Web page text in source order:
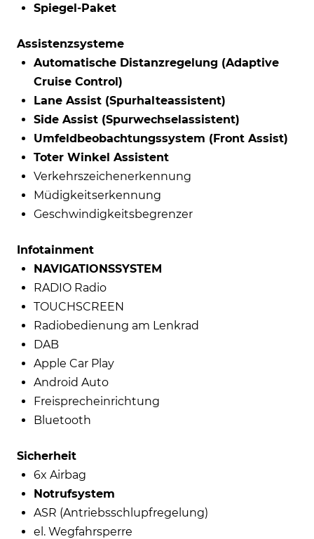
Spiegel-Paket
Assistenzsysteme
Automatische Distanzregelung (Adaptive
Cruise Control)
Lane Assist (Spurhalteassistent)
Side Assist (Spurwechselassistent)
Umfeldbeobachtungssystem (Front Assist)
Toter Winkel Assistent
Verkehrszeichenerkennung
Müdigkeitserkennung
Geschwindigkeitsbegrenzer
Infotainment
NAVIGATIONSSYSTEM
RADIO Radio
TOUCHSCREEN
Radiobedienung am Lenkrad
DAB
Apple Car Play
Android Auto
Freisprecheinrichtung
Bluetooth
Sicherheit
6x Airbag
Notrufsystem
ASR (Antriebsschlupfregelung)
el. Wegfahrsperre